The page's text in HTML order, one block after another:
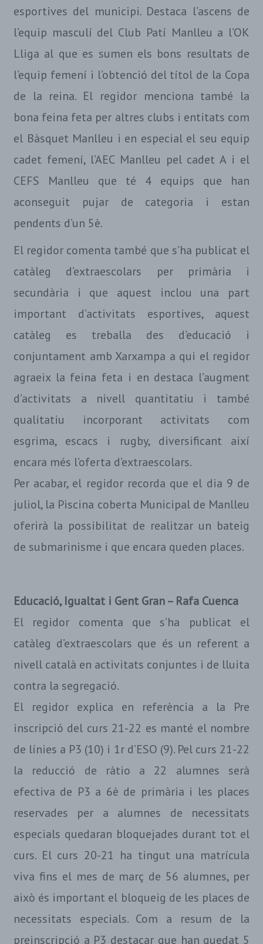
esportives del municipi. Destaca l’ascens de
l’equip masculí del Club Patí Manlleu a l’OK
Lliga al que es sumen els bons resultats de
l’equip femení i l’obtenció del títol de la Copa
de la reina. El regidor menciona també la
bona feina feta per altres clubs i entitats com
el Bàsquet Manlleu i en especial el seu equip
cadet femení, l’AEC Manlleu pel cadet A i el
CEFS Manlleu que té 4 equips que han
aconseguit pujar de categoria i estan
pendents d’un 5è.
El regidor comenta també que s’ha publicat el
catàleg d’extraescolars per primària i
secundària i que aquest inclou una part
important d’activitats esportives, aquest
catàleg es treballa des d’educació i
conjuntament amb Xarxampa a qui el regidor
agraeix la feina feta i en destaca l’augment
d’activitats a nivell quantitatiu i també
qualitatiu incorporant activitats com
esgrima, escacs i rugby, diversificant així
encara més l’oferta d’extraescolars.
Per acabar, el regidor recorda que el dia 9 de
juliol, la Piscina coberta Municipal de Manlleu
oferirà la possibilitat de realitzar un bateig
de submarinisme i que encara queden places.
Educació, Igualtat i Gent Gran – Rafa Cuenca
El regidor comenta que s’ha publicat el
catàleg d’extraescolars que és un referent a
nivell català en activitats conjuntes i de lluita
contra la segregació.
El regidor explica en referència a la Pre
inscripció del curs 21-22 es manté el nombre
de línies a P3 (10) i 1r d’ESO (9). Pel curs 21-22
la reducció de ràtio a 22 alumnes serà
efectiva de P3 a 6è de primària i les places
reservades per a alumnes de necessitats
especials quedaran bloquejades durant tot el
curs. El curs 20-21 ha tingut una matrícula
viva fins el mes de març de 56 alumnes, per
això és important el bloqueig de les places de
necessitats especials. Com a resum de la
preinscripció a P3 destacar que han quedat 5